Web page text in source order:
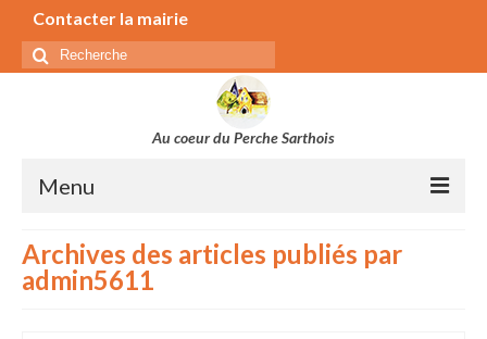
Contacter la mairie
Rechercher
:
Au coeur du Perche Sarthois
Menu
Municipalité
Secrétariat de la mairie
Archives des articles publiés par
admin5611